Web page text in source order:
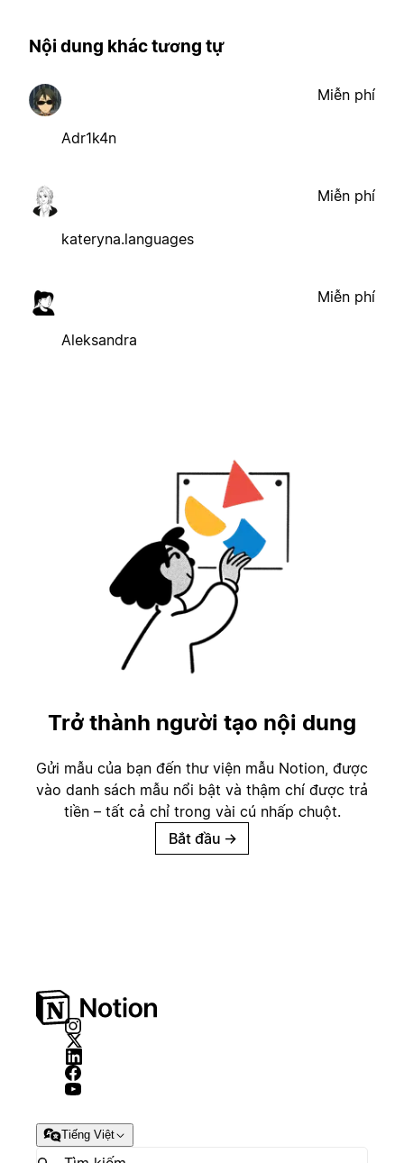
Nội dung khác tương tự
Adr1k4n
Miễn phí
kateryna.languages
Miễn phí
Aleksandra
Miễn phí
Trở thành người tạo nội dung
Gửi mẫu của bạn đến thư viện mẫu Notion, được
vào danh sách mẫu nổi bật và thậm chí được trả
tiền – tất cả chỉ trong vài cú nhấp chuột.
Bắt đầu →
Tiếng Việt